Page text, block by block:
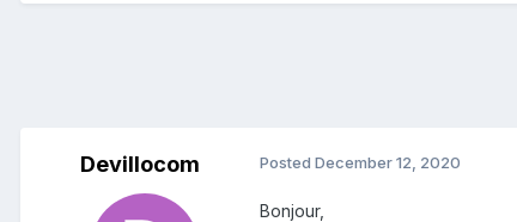
Devillocom Posted December 12, 2020
Bonjour,